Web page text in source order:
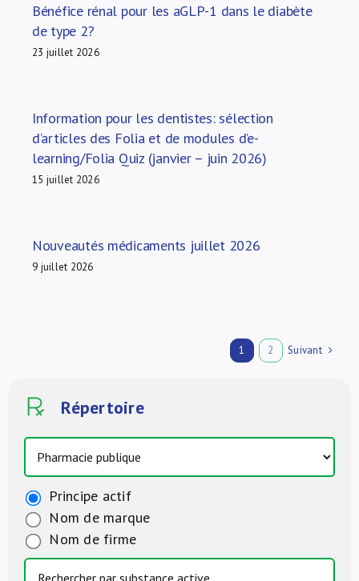
Bénéfice rénal pour les aGLP-1 dans le diabète
de type 2?
23 juillet 2026
Information pour les dentistes: sélection
d’articles des Folia et de modules d’e-
learning/Folia Quiz (janvier – juin 2026)
15 juillet 2026
Nouveautés médicaments juillet 2026
9 juillet 2026
1 2 Suivant
Répertoire
Principe actif
Nom de marque
Nom de firme